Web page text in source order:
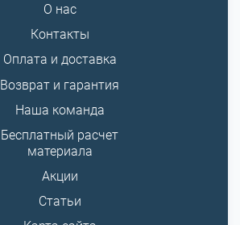
О нас
Контакты
Оплата и доставка
Возврат и гарантия
Наша команда
Бесплатный расчет
материала
Акции
Статьи